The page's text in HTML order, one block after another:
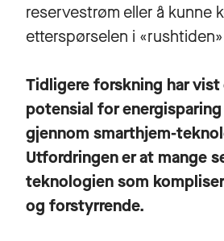
reservestrøm eller å kunne
etterspørselen i
Tidligere forskning har
potensial for
gjennom smarthjem-
Utfordringen er at mange
teknologien som
og forstyrrende.